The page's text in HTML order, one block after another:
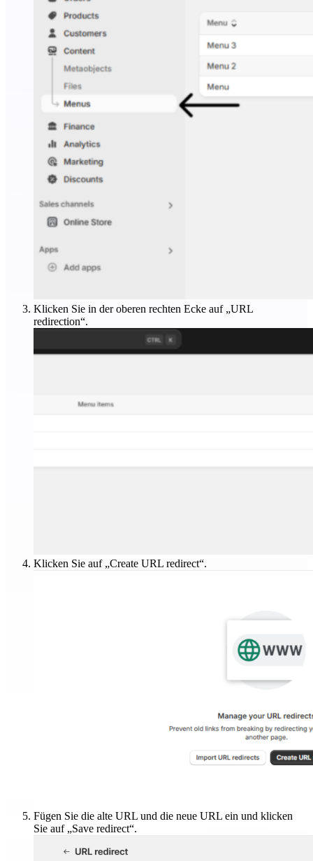
Klicken Sie in der oberen rechten Ecke auf „URL
redirection“.
Klicken Sie auf „Create URL redirect“.
Fügen Sie die alte URL und die neue URL ein und klicken
Sie auf „Save redirect“.